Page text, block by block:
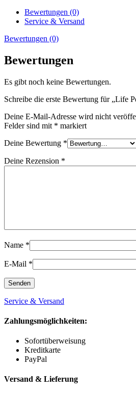
Bewertungen (0)
Service & Versand
Bewertungen (0)
Bewertungen
Es gibt noch keine Bewertungen.
Schreibe die erste Bewertung für „Life
Deine E-Mail-Adresse wird nicht
Felder sind mit * markiert
Deine Bewertung *
Deine Rezension *
Name *
E-Mail *
Service & Versand
Zahlungsmöglichkeiten:
Sofortüberweisung
Kreditkarte
PayPal
Versand & Lieferung